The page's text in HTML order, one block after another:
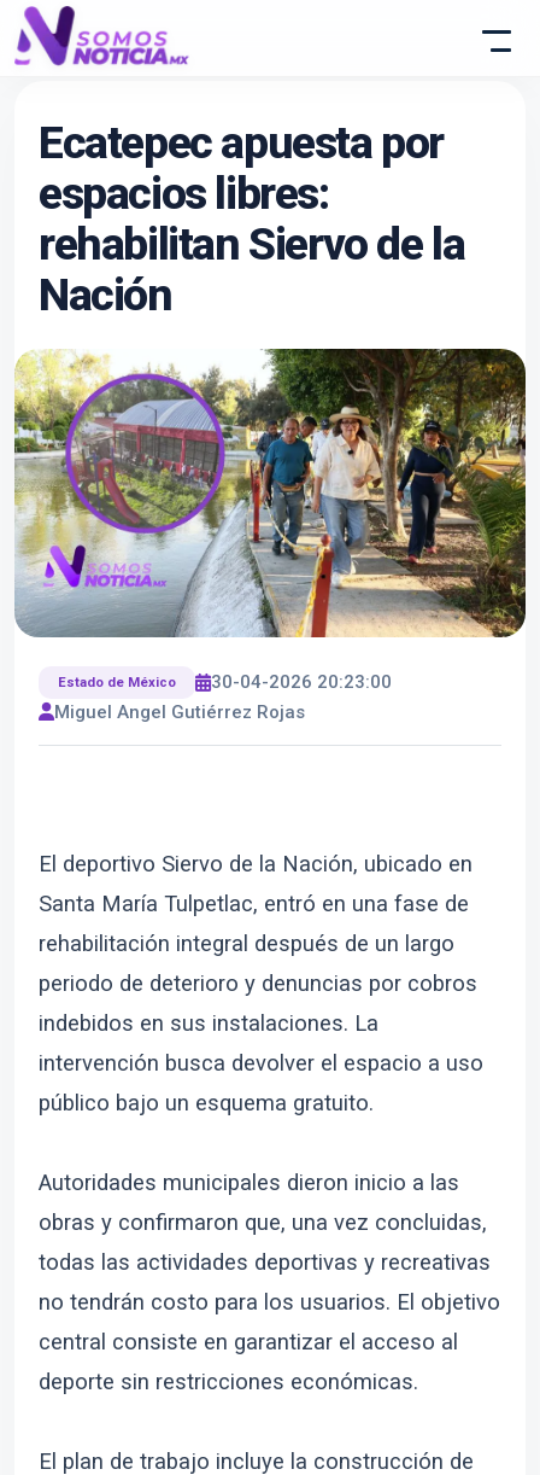
Ecatepec apuesta por
espacios libres:
rehabilitan Siervo de la
Nación
Estado de México
30-04-2026 20:23:00
Miguel Angel Gutiérrez Rojas
El deportivo Siervo de la Nación, ubicado en
Santa María Tulpetlac, entró en una fase de
rehabilitación integral después de un largo
periodo de deterioro y denuncias por cobros
indebidos en sus instalaciones. La
intervención busca devolver el espacio a uso
público bajo un esquema gratuito.
Autoridades municipales dieron inicio a las
obras y confirmaron que, una vez concluidas,
todas las actividades deportivas y recreativas
no tendrán costo para los usuarios. El objetivo
central consiste en garantizar el acceso al
deporte sin restricciones económicas.
El plan de trabajo incluye la construcción de